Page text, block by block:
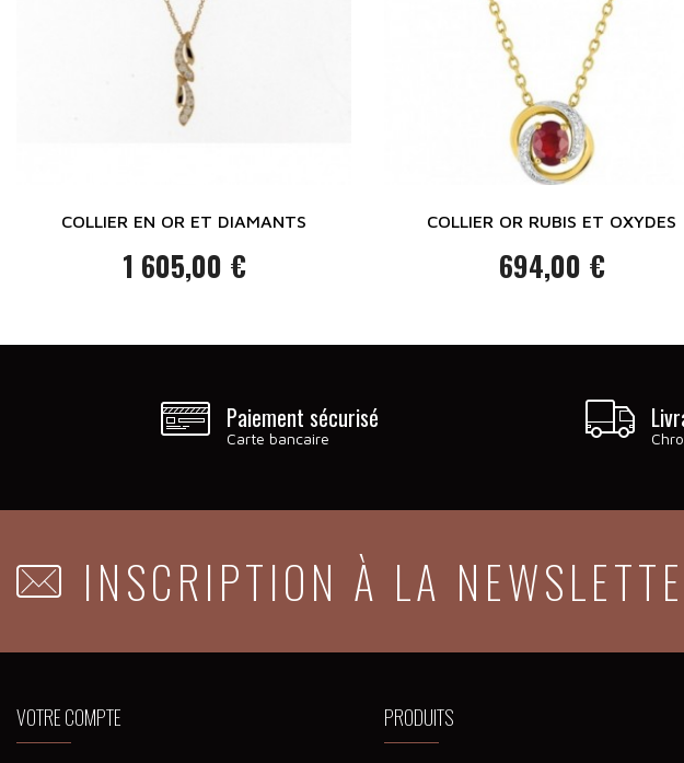
COLLIER EN OR ET DIAMANTS
Prix
1 605,00 €
COLLIER OR RUBIS ET OXYDES
Prix
694,00 €
Paiement sécurisé
Carte bancaire
INSCRIPTION À LA
VOTRE COMPTE PRODUITS